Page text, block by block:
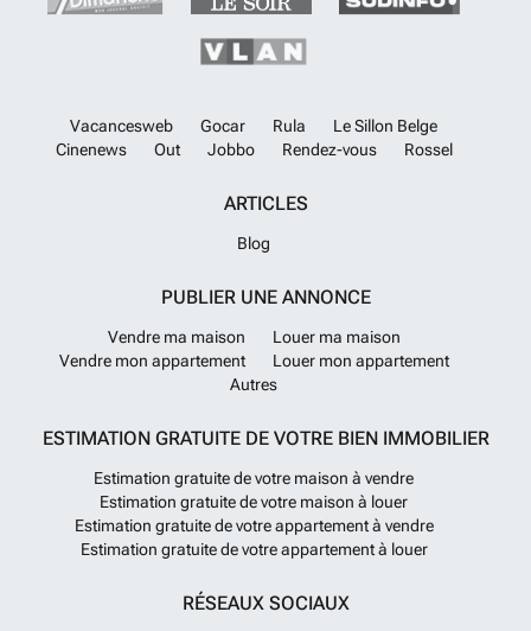
Vacancesweb Gocar Rula
Le Sillon Belge
Cinenews
Out Jobbo Rendez-vous Rossel
ARTICLES
Blog
PUBLIER UNE ANNONCE
Vendre ma maison
Louer ma maison
Vendre mon appartement
Louer mon appartement
Autres
ESTIMATION GRATUITE DE VOTRE BIEN IMMOBILIER
Estimation gratuite de votre maison à vendre
Estimation gratuite de votre maison à louer
Estimation gratuite de votre appartement à vendre
Estimation gratuite de votre appartement à louer
RÉSEAUX SOCIAUX